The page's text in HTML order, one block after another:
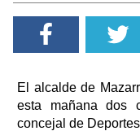
El alcalde de
esta mañana dos
concejal de